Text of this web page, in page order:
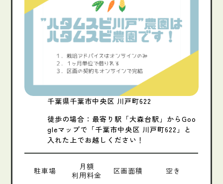
千葉県千葉市中央区 川戸町622
徒歩の場合：最寄り駅「大森台駅」からGoo
gleマップで「千葉市中央区 川戸町622」と
入れた上でお越しください！
駐車場
月額
利用料金
区画面積 空き